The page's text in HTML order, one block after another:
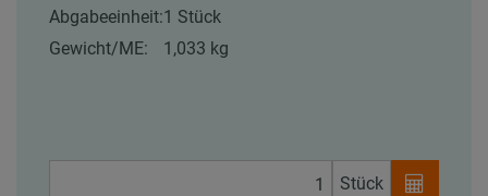
Abgabeeinheit:1 Stück
Gewicht/ME:
1,033 kg
Stück